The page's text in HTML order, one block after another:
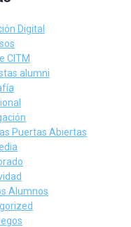
Digital
CITM
alumni
Puertas Abiertas
Alumnos